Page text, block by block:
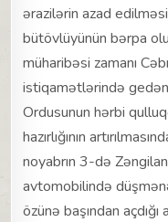
ərazilərin azad
bütövlüyünün bərpa
müharibəsi zamanı
istiqamətlərində
Ordusunun hərbi
hazırlığının
noyabrın 3-də
avtomobilində
özünə başından